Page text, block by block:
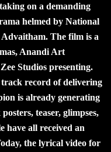
on a demanding
helmed by National
The film is a
Anandi Art
Studios presenting.
track record of delivering
is already generating
teaser, glimpses,
have all received an
the lyrical video for